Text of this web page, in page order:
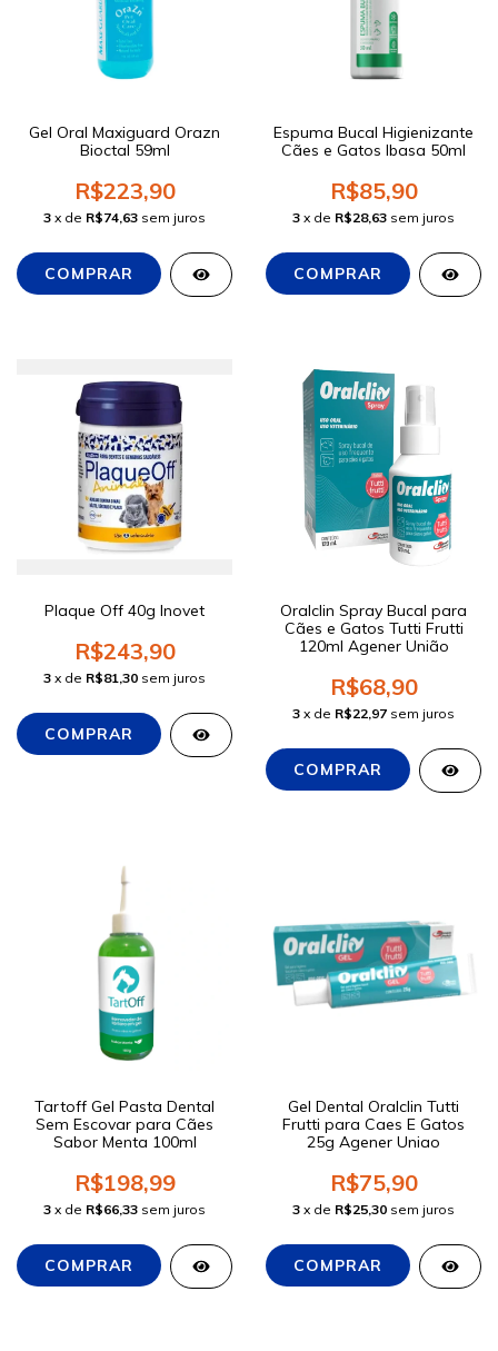
Gel Oral Maxiguard Orazn
Bioctal 59ml
R$223,90
3 x de R$74,63 sem juros
Espuma Bucal Higienizante
Cães e Gatos Ibasa 50ml
R$85,90
3 x de R$28,63 sem juros
Plaque Off 40g Inovet
R$243,90
3 x de R$81,30 sem juros
Oralclin Spray Bucal para
Cães e Gatos Tutti Frutti
120ml Agener União
R$68,90
3 x de R$22,97 sem juros
Tartoff Gel Pasta Dental
Sem Escovar para Cães
Sabor Menta 100ml
R$198,99
3 x de R$66,33 sem juros
Gel Dental Oralclin Tutti
Frutti para Caes E Gatos
25g Agener Uniao
R$75,90
3 x de R$25,30 sem juros